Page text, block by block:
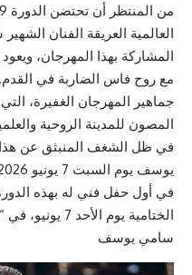
العالمية العريقة الفنان
المشاركة بهذا المهرجان،
مع روح فاس الضاربة في
جماهير المهرجان الغفيرة،
المصون للمدينة الروحية
في ظل الشغف المنبثق عن هذا
في أول حفل فني له بهذه
الختامية يوم الأحد 7 يونيو، في “ليلة السماع- من فاس إلى قونية”.
سامي يوسف